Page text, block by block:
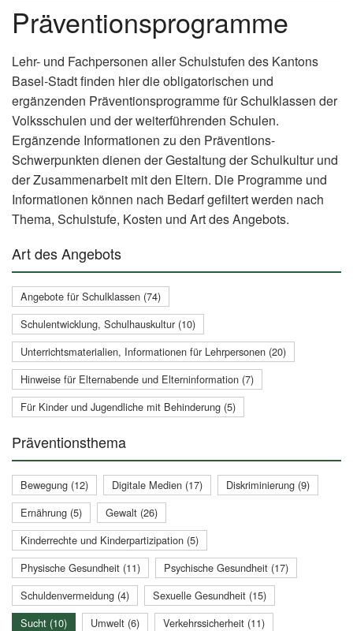
Präventionsprogramme
Lehr- und Fachpersonen aller Schulstufen des Kantons
Basel-Stadt finden hier die obligatorischen und
ergänzenden Präventionsprogramme für Schulklassen der
Volksschulen und der weiterführenden Schulen.
Ergänzende Informationen zu den Präventions-
Schwerpunkten dienen der Gestaltung der Schulkultur und
der Zusammenarbeit mit den Eltern. Die Programme und
Informationen können nach Bedarf gefiltert werden nach
Thema, Schulstufe, Kosten und Art des Angebots.
Art des Angebots
Angebote für Schulklassen (74)
Schulentwicklung, Schulhauskultur (10)
Unterrichtsmaterialien, Informationen für Lehrpersonen (20)
Hinweise für Elternabende und Elterninformation (7)
Für Kinder und Jugendliche mit Behinderung (5)
Präventionsthema
Bewegung (12) Digitale Medien (17)
Diskriminierung (9)
Ernährung (5)
Gewalt (26)
Kinderrechte und Kinderpartizipation (5)
Physische Gesundheit (11)
Psychische Gesundheit (17)
Schuldenvermeidung (4)
Sexuelle Gesundheit (15)
Sucht (10)
Umwelt (6) Verkehrssicherheit (11)